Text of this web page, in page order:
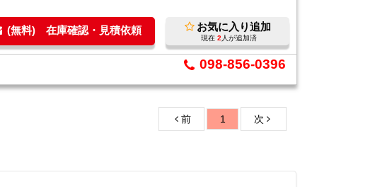
(無料) 在庫確認・見積依頼 お気に入り追加
現在 2人が追加済
098-856-0396
前 1 次